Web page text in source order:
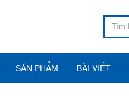
SẢN PHẨM BÀI VIẾT